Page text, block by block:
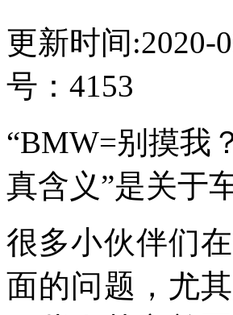
更新时间:2020-
号：4153
“BMW=别摸我
真含义”是关于
很多小伙伴们
面的问题，尤